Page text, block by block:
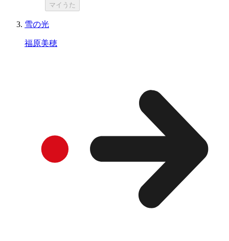
マイうた
雪の光
福原美穂